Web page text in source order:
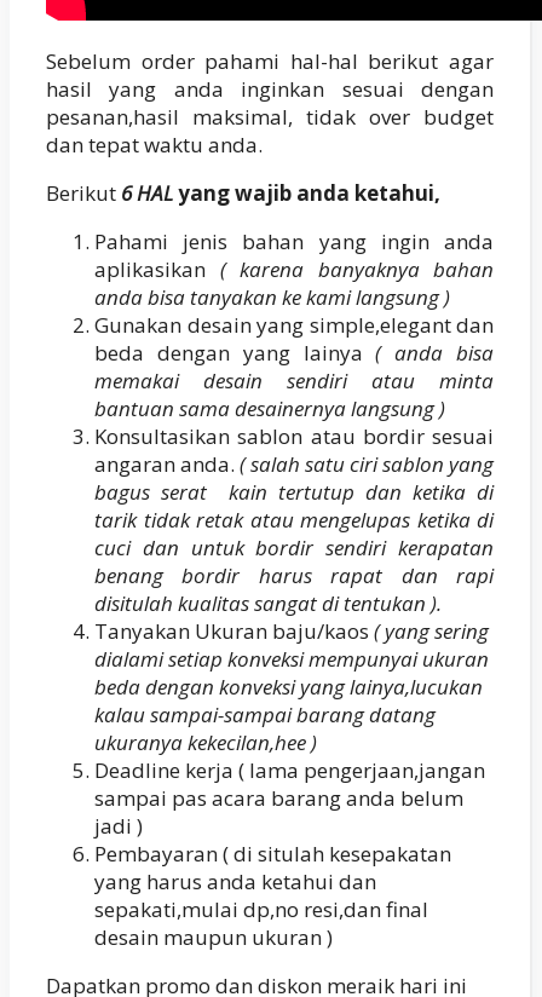
Sebelum order pahami hal-hal berikut agar
hasil yang anda inginkan sesuai dengan
pesanan,hasil maksimal, tidak over budget
dan tepat waktu anda.
Berikut 6 HALyang wajib anda ketahui,
Pahami jenis bahan yang ingin anda
aplikasikan ( karena banyaknya bahan
anda bisa tanyakan ke kami langsung )
Gunakan desain yang simple,elegant dan
beda dengan yang lainya( anda bisa
memakai desain sendiri atau minta
bantuan sama desainernya langsung )
Konsultasikan sablon atau bordir sesuai
angaran anda. ( salah satu ciri sablon yang
bagus serat kain tertutup dan ketika di
tarik tidak retak atau mengelupas ketika di
cuci dan untuk bordir sendiri kerapatan
benang bordir harus rapat dan rapi
disitulah kualitas sangat di tentukan ).
Tanyakan Ukuran baju/kaos ( yang sering
dialami setiap konveksi mempunyai ukuran
beda dengan konveksi yang lainya,lucukan
kalau sampai-sampai barang datang
ukuranya kekecilan,hee )
Deadline kerja ( lama pengerjaan,jangan
sampai pas acara barang anda belum
jadi )
Pembayaran ( di situlah kesepakatan
yang harus anda ketahui dan
sepakati,mulai dp,no resi,dan final
desain maupun ukuran )
Dapatkan promo dan diskon meraik hari ini